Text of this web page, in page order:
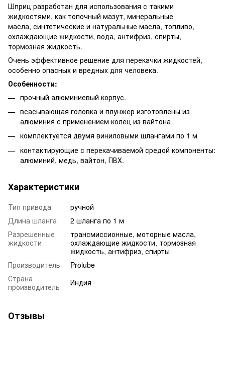
Шприц разработан для использования с такими
жидкостями, как топочный мазут, минеральные
масла, синтетические и натуральные масла, топливо,
охлаждающие жидкости, вода, антифриз, спирты,
тормозная жидкость.
Очень эффективное решение для перекачки жидкостей,
особенно опасных и вредных для человека.
Особенности:
прочный алюминиевый корпус.
всасывающая головка и плунжер изготовлены из
алюминия с применением колец из вайтона
комплектуется двумя виниловыми шлангами по 1 м
контактирующие с перекачиваемой средой компоненты:
алюминий, медь, вайтон, ПВХ.
Характеристики
Тип привода
ручной
Длина шланга
2 шланга по 1 м
Разрешенные
жидкости
трансмиссионные, моторные масла,
охлаждающие жидкости, тормозная
жидкость, антифриз, спирты
Производитель
Prolube
Страна
производитель
Индия
Отзывы